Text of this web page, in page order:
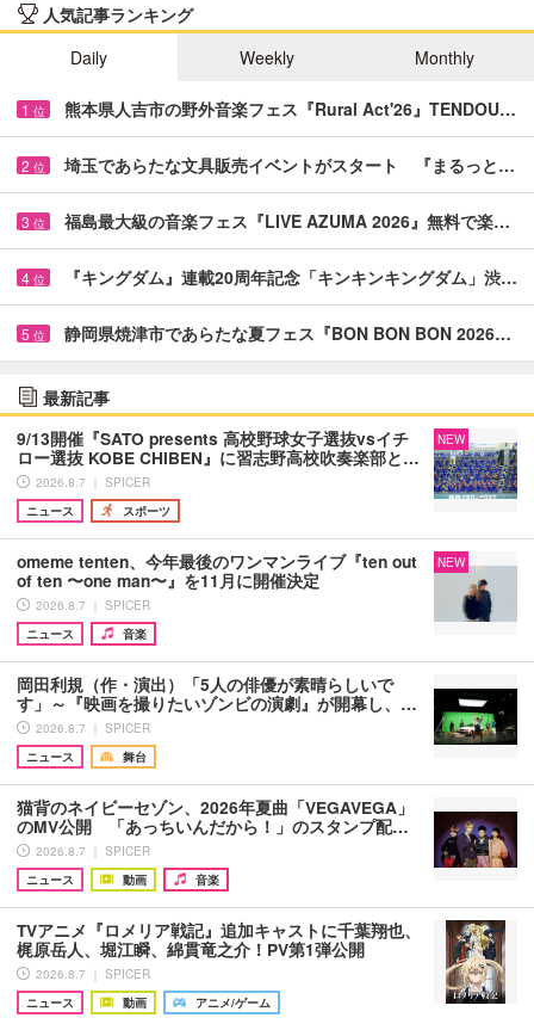
人気記事ランキング
Daily
Weekly Monthly
1 位 熊本県人吉市の野外音楽フェス『Rural Act'26』TENDOU…
2 位 埼玉であらたな文具販売イベントがスタート 『まるっと…
3 位 福島最大級の音楽フェス『LIVE AZUMA 2026』無料で楽…
4 位 『キングダム』連載20周年記念「キンキンキングダム」渋…
5 位 静岡県焼津市であらたな夏フェス『BON BON BON 2026…
最新記事
9/13開催『SATO presents 高校野球女子選抜vsイチ
ロー選抜 KOBE CHIBEN』に習志野高校吹奏楽部と…
2026.8.7 ｜ SPICER
ニュース
スポーツ
NEW
omeme tenten、今年最後のワンマンライブ『ten out
of ten 〜one man〜』を11月に開催決定
2026.8.7 ｜ SPICER
ニュース
音楽
NEW
岡田利規（作・演出）「5人の俳優が素晴らしいで
す」～『映画を撮りたいゾンビの演劇』が開幕し、…
2026.8.7 ｜ SPICER
ニュース
舞台
猫背のネイビーセゾン、2026年夏曲「VEGAVEGA」
のMV公開 「あっちいんだから！」のスタンプ配…
2026.8.7 ｜ SPICER
ニュース
動画 音楽
TVアニメ『ロメリア戦記』追加キャストに千葉翔也、
梶原岳人、堀江瞬、綿貫竜之介！PV第1弾公開
2026.8.7 ｜ SPICER
ニュース
動画 アニメ/ゲーム